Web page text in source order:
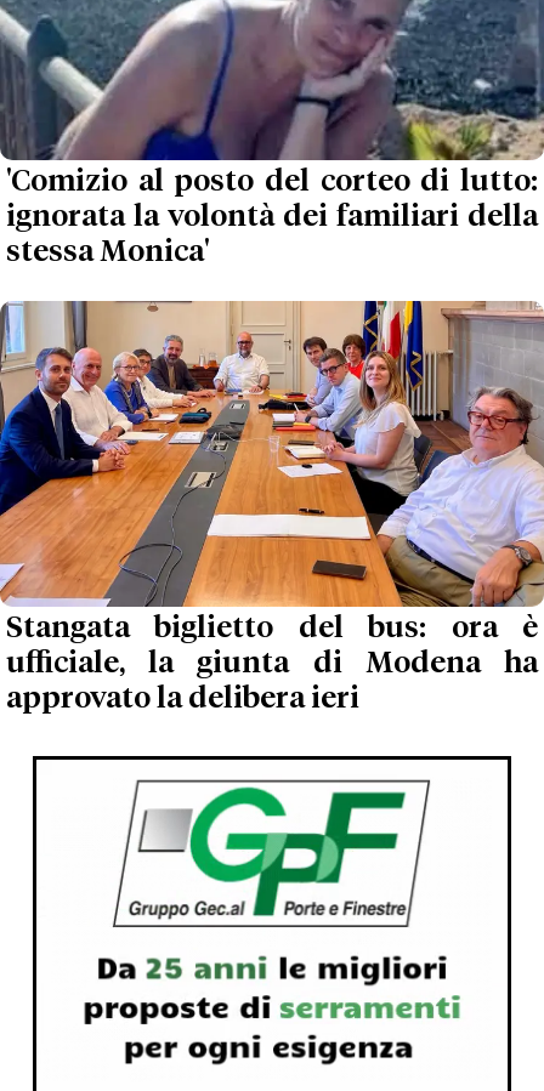
'Comizio al posto del corteo di lutto:
ignorata la volontà dei familiari della
stessa Monica'
Stangata biglietto del bus: ora è
ufficiale, la giunta di Modena ha
approvato la delibera ieri